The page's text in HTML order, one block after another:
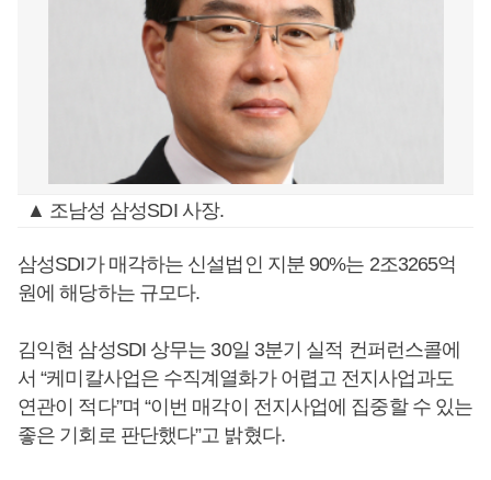
▲ 조남성 삼성SDI 사장.
삼성SDI가 매각하는 신설법인 지분 90%는 2조3265억
원에 해당하는 규모다.
김익현 삼성SDI 상무는 30일 3분기 실적 컨퍼런스콜에
서 “케미칼사업은 수직계열화가 어렵고 전지사업과도
연관이 적다”며 “이번 매각이 전지사업에 집중할 수 있는
좋은 기회로 판단했다”고 밝혔다.